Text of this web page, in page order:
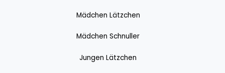
Mädchen Lätzchen
Mädchen Schnuller
Jungen Lätzchen